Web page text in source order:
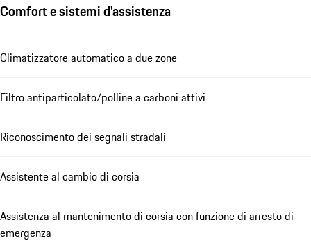
Comfort e sistemi d'assistenza
Climatizzatore automatico a due zone
Filtro antiparticolato/polline a carboni attivi
Riconoscimento dei segnali stradali
Assistente al cambio di corsia
Assistenza al mantenimento di corsia con funzione di arresto di
emergenza